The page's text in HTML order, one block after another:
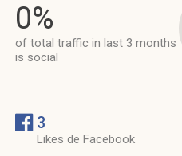
0%
of total traffic in last 3 months
is social
3
Likes de Facebook